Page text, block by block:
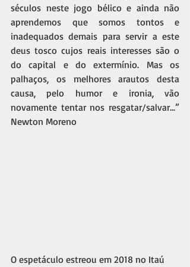
séculos neste jogo bélico e ainda não
aprendemos que somos tontos e
inadequados demais para servir a este
deus tosco cujos reais interesses são o
do capital e do extermínio. Mas os
palhaços, os melhores arautos desta
causa, pelo humor e ironia, vão
novamente tentar nos resgatar/salvar...”
Newton Moreno
O espetáculo estreou em 2018 no Itaú